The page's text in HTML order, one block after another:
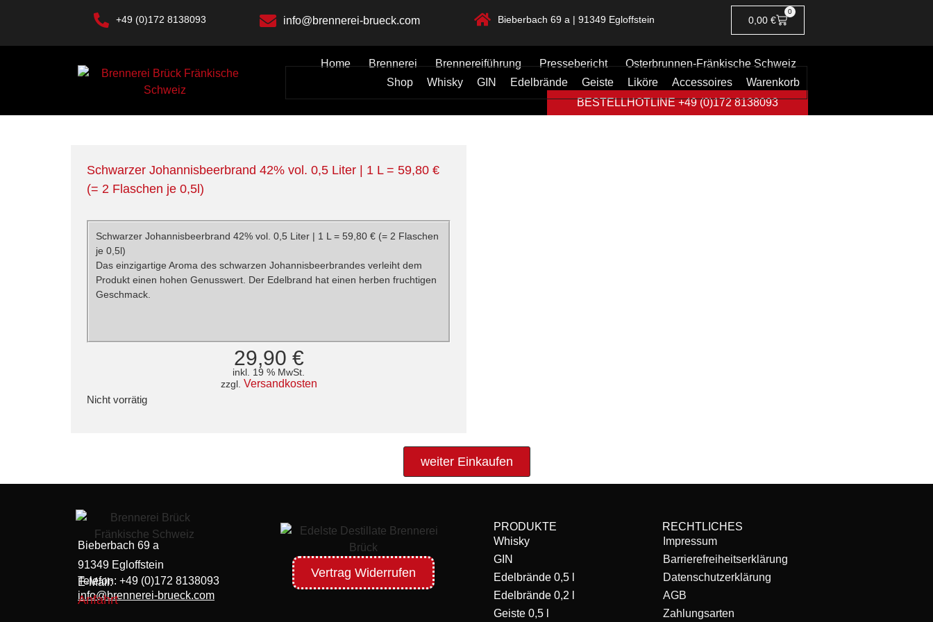
+49 (0)172 8138093 info@brennerei-brueck.com Bieberbach 69 a | 91349 Egloffstein 0,00 €
0
Home Brennerei Brennereiführung Pressebericht
Osterbrunnen-Fränkische Schweiz
Shop
Whisky GIN Edelbrände Geiste Liköre Accessoires
Warenkorb
BESTELLHOTLINE +49 (0)172 8138093
Schwarzer Johannisbeerbrand 42% vol. 0,5 Liter | 1 L = 59,80 €
(= 2 Flaschen je 0,5l)
Schwarzer Johannisbeerbrand 42% vol. 0,5 Liter | 1 L = 59,80 € (= 2 Flaschen
je 0,5l)
Das einzigartige Aroma des schwarzen Johannisbeerbrandes verleiht dem
Produkt einen hohen Genusswert. Der Edelbrand hat einen herben fruchtigen
Geschmack.
29,90 €
inkl. 19 % MwSt.
zzgl. Versandkosten
Nicht vorrätig
weiter Einkaufen
Bieberbach 69 a
91349 Egloffstein
Telefon: +49 (0)172 8138093
E-Mail:
info@brennerei-brueck.com
Anfahrt
Vertrag Widerrufen
PRODUKTE
Whisky
GIN
Edelbrände 0,5 l
Edelbrände 0,2 l
Geiste 0,5 l
RECHTLICHES
Impressum
Barrierefreiheitserklärung
Datenschutzerklärung
AGB
Zahlungsarten